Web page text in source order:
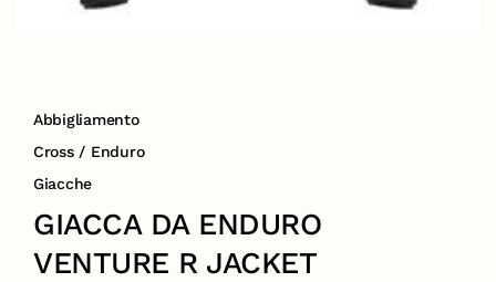
Abbigliamento
Cross / Enduro
Giacche
GIACCA DA ENDURO
VENTURE R JACKET